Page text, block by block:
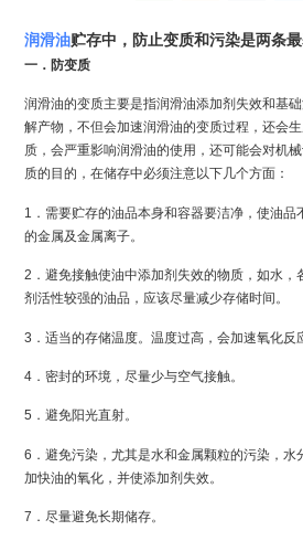
润滑油贮存中，防止变质和污染是两条最
一．防变质
润滑油的变质主要是指润滑油添加剂失效和基
解产物，不但会加速润滑油的变质过程，还会
质，会严重影响润滑油的使用，还可能会对机
质的目的，在储存中必须注意以下几个方面：
1．需要贮存的油品本身和容器要洁净，使油品
的金属及金属离子。
2．避免接触使油中添加剂失效的物质，如水，
剂活性较强的油品，应该尽量减少存储时间。
3．适当的存储温度。温度过高，会加速氧化反
4．密封的环境，尽量少与空气接触。
5．避免阳光直射。
6．避免污染，尤其是水和金属颗粒的污染，水
加快油的氧化，并使添加剂失效。
7．尽量避免长期储存。